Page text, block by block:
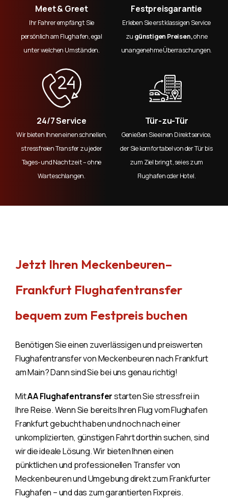
Meet & Greet
Ihr Fahrer empfängt Sie
persönlich am Flughafen, egal
unter welchen Umständen.
Festpreisgarantie
Erleben Sie erstklassigen Service
zu günstigen Preisen,ohne
unangenehme Überraschungen.
24/7 Service
Wir bieten Ihnen einen schnellen,
stressfreien Transfer zu jeder
Tages- und Nachtzeit – ohne
Warteschlangen.
Tür-zu-Tür
Genießen Sie einen Direktservice,
der Sie komfortabel von der Tür bis
zum Ziel bringt, sei es zum
Flughafen oder Hotel.
Jetzt Ihren Meckenbeuren–
Frankfurt Flughafentransfer
bequem zum Festpreis buchen
Benötigen Sie einen zuverlässigen und preiswerten
Flughafentransfer von Meckenbeuren nach Frankfurt
am Main? Dann sind Sie bei uns genau richtig!
MitAA Flughafentransferstarten Sie stressfrei in
Ihre Reise. Wenn Sie bereits Ihren Flug vom Flughafen
Frankfurt gebucht haben und noch nach einer
unkomplizierten, günstigen Fahrt dorthin suchen, sind
wir die ideale Lösung. Wir bieten Ihnen einen
pünktlichen und professionellen Transfer von
Meckenbeuren und Umgebung direkt zum Frankfurter
Flughafen – und das zum garantierten Fixpreis.